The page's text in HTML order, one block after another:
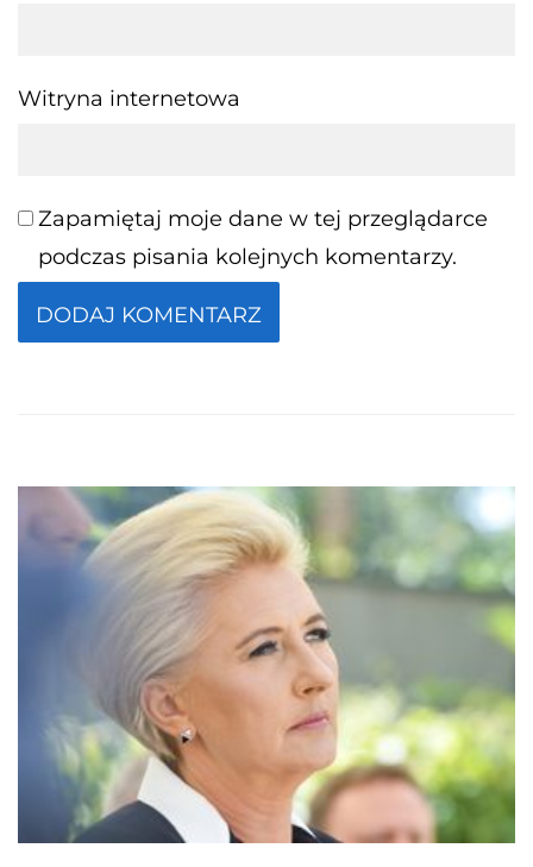
Witryna internetowa
Zapamiętaj moje dane w tej przeglądarce
podczas pisania kolejnych komentarzy.